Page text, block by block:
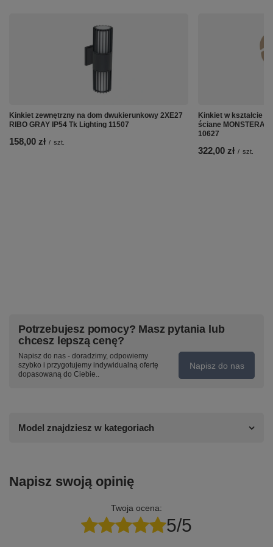
Kinkiet zewnętrzny na dom dwukierunkowy 2XE27
RIBO GRAY IP54 Tk Lighting 11507
158,00 zł / szt.
Kinkiet w kształcie
ściane MONSTERA
10627
322,00 zł / szt.
Potrzebujesz pomocy? Masz pytania lub
chcesz lepszą cenę?
Napisz do nas - doradzimy, odpowiemy
szybko i przygotujemy indywidualną ofertę
dopasowaną do Ciebie..
Napisz do nas
Model znajdziesz w kategoriach
Napisz swoją opinię
Twoja ocena:
5/5